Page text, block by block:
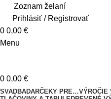
Zoznam želaní
Prihlásiť / Registrovať
0 0,00 €
Menu
0 0,00 €
SVADBADARČEKY PRE…VÝROČIE